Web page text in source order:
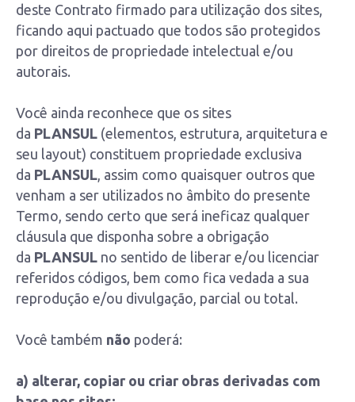
deste Contrato firmado para utilização dos sites,
ficando aqui pactuado que todos são protegidos
por direitos de propriedade intelectual e/ou
autorais.
Você ainda reconhece que os sites
da PLANSUL (elementos, estrutura, arquitetura e
seu layout) constituem propriedade exclusiva
da PLANSUL , assim como quaisquer outros que
venham a ser utilizados no âmbito do presente
Termo, sendo certo que será ineficaz qualquer
cláusula que disponha sobre a obrigação
da PLANSUL no sentido de liberar e/ou licenciar
referidos códigos, bem como fica vedada a sua
reprodução e/ou divulgação, parcial ou total.
Você também não poderá:
a) alterar, copiar ou criar obras derivadas com